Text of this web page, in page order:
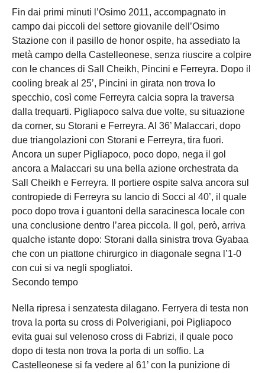
Fin dai primi minuti l’Osimo 2011, accompagnato in
campo dai piccoli del settore giovanile dell’Osimo
Stazione con il pasillo de honor ospite, ha assediato la
metà campo della Castelleonese, senza riuscire a colpire
con le chances di Sall Cheikh, Pincini e Ferreyra. Dopo il
cooling break al 25’, Pincini in girata non trova lo
specchio, così come Ferreyra calcia sopra la traversa
dalla trequarti. Pigliapoco salva due volte, su situazione
da corner, su Storani e Ferreyra. Al 36’ Malaccari, dopo
due triangolazioni con Storani e Ferreyra, tira fuori.
Ancora un super Pigliapoco, poco dopo, nega il gol
ancora a Malaccari su una bella azione orchestrata da
Sall Cheikh e Ferreyra. Il portiere ospite salva ancora sul
contropiede di Ferreyra su lancio di Socci al 40’, il quale
poco dopo trova i guantoni della saracinesca locale con
una conclusione dentro l’area piccola. Il gol, però, arriva
qualche istante dopo: Storani dalla sinistra trova Gyabaa
che con un piattone chirurgico in diagonale segna l’1-0
con cui si va negli spogliatoi.
Secondo tempo
Nella ripresa i senzatesta dilagano. Ferryera di testa non
trova la porta su cross di Polverigiani, poi Pigliapoco
evita guai sul velenoso cross di Fabrizi, il quale poco
dopo di testa non trova la porta di un soffio. La
Castelleonese si fa vedere al 61’ con la punizione di